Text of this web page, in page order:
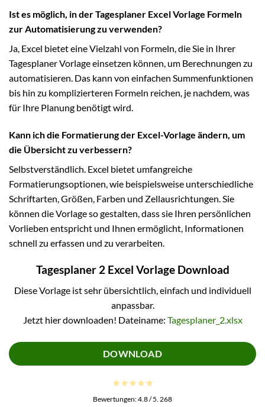
Ist es möglich, in der Tagesplaner Excel Vorlage Formeln
zur Automatisierung zu verwenden?
Ja, Excel bietet eine Vielzahl von Formeln, die Sie in Ihrer
Tagesplaner Vorlage einsetzen können, um Berechnungen zu
automatisieren. Das kann von einfachen Summenfunktionen
bis hin zu komplizierteren Formeln reichen, je nachdem, was
für Ihre Planung benötigt wird.
Kann ich die Formatierung der Excel-Vorlage ändern, um
die Übersicht zu verbessern?
Selbstverständlich. Excel bietet umfangreiche
Formatierungsoptionen, wie beispielsweise unterschiedliche
Schriftarten, Größen, Farben und Zellausrichtungen. Sie
können die Vorlage so gestalten, dass sie Ihren persönlichen
Vorlieben entspricht und Ihnen ermöglicht, Informationen
schnell zu erfassen und zu verarbeiten.
Tagesplaner 2 Excel Vorlage Download
Diese Vorlage ist sehr übersichtlich, einfach und individuell
anpassbar.
Jetzt hier downloaden! Dateiname: Tagesplaner_2.xlsx
DOWNLOAD
Bewertungen:4.8/ 5. 268